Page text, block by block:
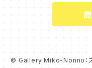
エンドン
© Gallery Miko-Nonno：ス